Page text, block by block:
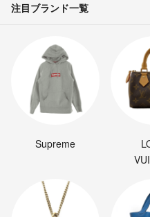
注目ブランド一覧
Supreme